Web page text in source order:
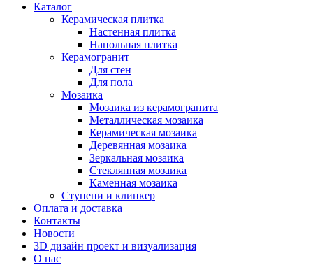
Каталог
Керамическая плитка
Настенная плитка
Напольная плитка
Керамогранит
Для стен
Для пола
Мозаика
Мозаика из керамогранита
Металлическая мозаика
Керамическая мозаика
Деревянная мозаика
Зеркальная мозаика
Стеклянная мозаика
Каменная мозаика
Ступени и клинкер
Оплата и доставка
Контакты
Новости
3D дизайн проект и визуализация
О нас